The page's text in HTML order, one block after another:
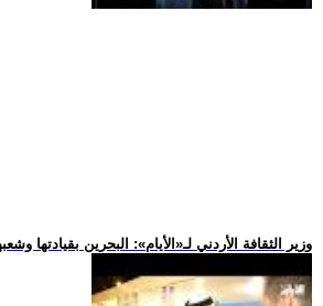
.. وزير الثقافة الأردني لـ«الأيام»: البحرين بقيادتها